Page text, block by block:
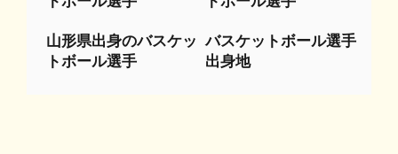
山形県出身のバスケッ
トボール選手
バスケットボール選手
出身地